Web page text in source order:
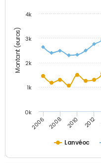
Montant (euros)
Lanvéoc
2006 2008 2010 2012
0k
1k
2k
3k
4k